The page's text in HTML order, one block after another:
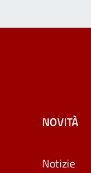
NOVITÀ
Notizie